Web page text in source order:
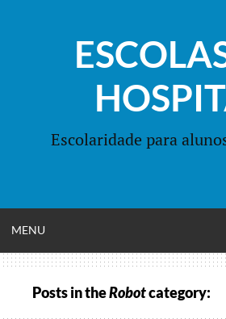
Escolaridade para
MENU
MENU
Posts in theRobotcategory: